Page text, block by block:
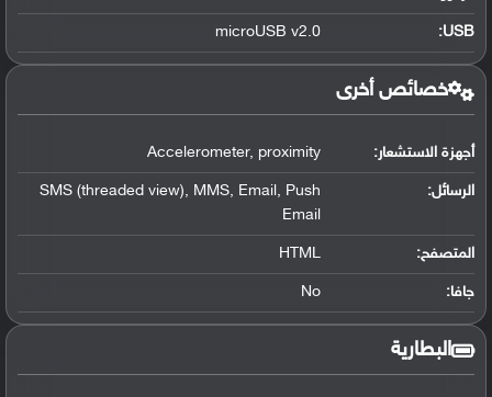
USB
:
microUSB v2.0
خصائص أخرى
أجهزة الاستشعار: Accelerometer, proximity
الرسائل:
SMS (threaded view), MMS, Email, Push
Email
المتصفح: HTML
جافا: No
البطارية